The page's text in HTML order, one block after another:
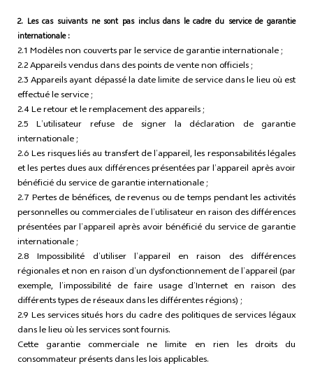
2. Les cas suivants ne sont pas inclus dans le cadre du service de garantie
internationale :
2.1 Modèles non couverts par le service de garantie internationale ;
2.2 Appareils vendus dans des points de vente non officiels ;
2.3 Appareils ayant dépassé la date limite de service dans le lieu où est
effectué le service ;
2.4 Le retour et le remplacement des appareils ;
2.5 L’utilisateur refuse de signer la déclaration de garantie
internationale ;
2.6 Les risques liés au transfert de l’appareil, les responsabilités légales
et les pertes dues aux différences présentées par l’appareil après avoir
bénéficié du service de garantie internationale ;
2.7 Pertes de bénéfices, de revenus ou de temps pendant les activités
personnelles ou commerciales de l’utilisateur en raison des différences
présentées par l’appareil après avoir bénéficié du service de garantie
internationale ;
2.8 Impossibilité d’utiliser l’appareil en raison des différences
régionales et non en raison d’un dysfonctionnement de l’appareil (par
exemple, l’impossibilité de faire usage d’Internet en raison des
différents types de réseaux dans les différentes régions) ;
2.9 Les services situés hors du cadre des politiques de services légaux
dans le lieu où les services sont fournis.
Cette garantie commerciale ne limite en rien les droits du
consommateur présents dans les lois applicables.